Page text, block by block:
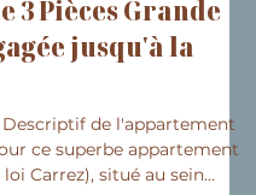
- Basse
Pièces Grande
jusqu'à la